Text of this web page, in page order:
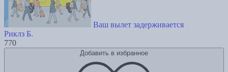
Ваш вылет задерживается
Риклз Б.
770
Добавить в избранное